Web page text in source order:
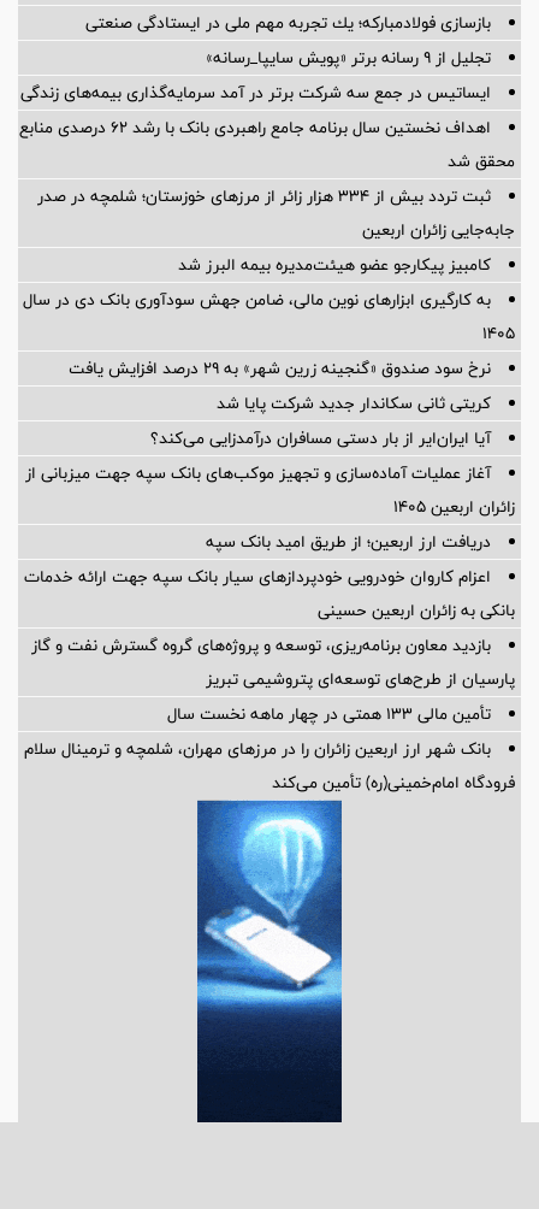
بازسازی فولادمباركه؛ یك تجربه مهم ملی در ایستادگی صنعتی
تجلیل از ۹ رسانه برتر «پویش سایپا_رسانه»
ایساتیس در جمع سه شرکت برتر در آمد سرمایه‌گذاری بیمه‌های زندگی
اهداف نخستین سال برنامه جامع راهبردی بانک با رشد ۶۲ درصدی منابع
محقق شد
ثبت تردد بیش از ۳۳۴ هزار زائر از مرزهای خوزستان؛ شلمچه در صدر
جابه‌جایی زائران اربعین
کامبیز پیکارجو عضو هیئت‌مدیره بيمه البرز شد
به کارگیری ابزارهای نوین مالی، ضامن جهش سودآوری بانک دی در سال
۱۴۰۵
نرخ سود صندوق «گنجینه زرین شهر» به ۲۹ درصد افزایش یافت
کریتی ثانی سکاندار جدید شرکت پایا شد
آیا ایران‌ایر از بار دستی مسافران درآمدزایی می‌کند؟
آغاز عملیات آماده‌سازی و تجهیز موکب‌های بانک سپه جهت میزبانی از
زائران اربعین ۱۴۰۵
دریافت ارز اربعین؛ از طریق امید بانک سپه
اعزام کاروان خودرویی خودپردازهای سیار بانک سپه جهت ارائه خدمات
بانکی به زائران اربعین حسینی
بازدید معاون برنامه‌ریزی، توسعه و پروژه‌های گروه گسترش نفت و گاز
پارسیان از طرح‌های توسعه‌ای پتروشیمی تبریز
تأمین مالی 133 همتی در چهار ماهه نخست سال
بانک شهر ارز اربعین زائران را در مرزهای مهران، شلمچه و ترمینال سلام
فرودگاه امام‌خمینی(ره) تأمین می‌کند